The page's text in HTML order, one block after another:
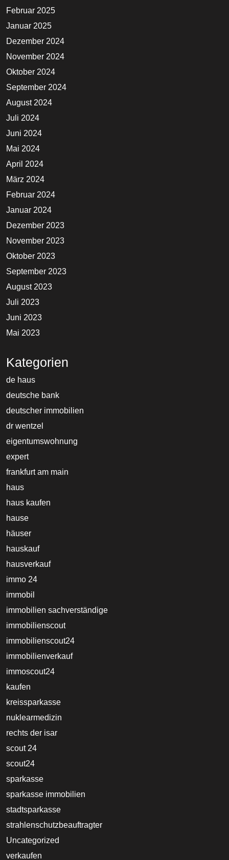
Februar 2025
Januar 2025
Dezember 2024
November 2024
Oktober 2024
September 2024
August 2024
Juli 2024
Juni 2024
Mai 2024
April 2024
März 2024
Februar 2024
Januar 2024
Dezember 2023
November 2023
Oktober 2023
September 2023
August 2023
Juli 2023
Juni 2023
Mai 2023
Kategorien
de haus
deutsche bank
deutscher immobilien
dr wentzel
eigentumswohnung
expert
frankfurt am main
haus
haus kaufen
hause
häuser
hauskauf
hausverkauf
immo 24
immobil
immobilien sachverständige
immobilienscout
immobilienscout24
immobilienverkauf
immoscout24
kaufen
kreissparkasse
nuklearmedizin
rechts der isar
scout 24
scout24
sparkasse
sparkasse immobilien
stadtsparkasse
strahlenschutzbeauftragter
Uncategorized
verkaufen